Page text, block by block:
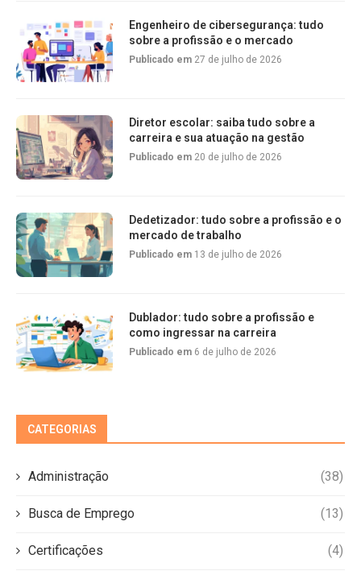
Engenheiro de cibersegurança: tudo
sobre a profissão e o mercado
Publicado em 27 de julho de 2026
Diretor escolar: saiba tudo sobre a
carreira e sua atuação na gestão
Publicado em 20 de julho de 2026
Dedetizador: tudo sobre a profissão e o
mercado de trabalho
Publicado em 13 de julho de 2026
Dublador: tudo sobre a profissão e
como ingressar na carreira
Publicado em 6 de julho de 2026
CATEGORIAS
Administração (38)
Busca de Emprego (13)
Certificações (4)